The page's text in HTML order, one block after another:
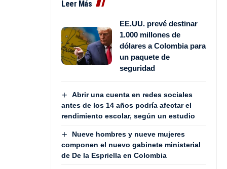
Leer Más
EE.UU. prevé destinar
1.000 millones de
dólares a Colombia para
un paquete de
seguridad
Abrir una cuenta en redes sociales
antes de los 14 años podría afectar el
rendimiento escolar, según un estudio
Nueve hombres y nueve mujeres
componen el nuevo gabinete ministerial
de De la Espriella en Colombia